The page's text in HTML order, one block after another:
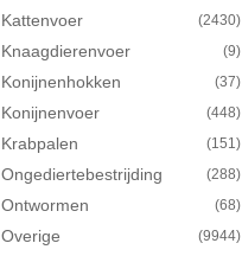
Kattenvoer (2430)
Knaagdierenvoer (9)
Konijnenhokken (37)
Konijnenvoer (448)
Krabpalen (151)
Ongediertebestrijding (288)
Ontwormen (68)
Overige (9944)